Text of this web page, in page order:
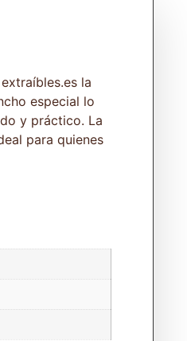
la
especial lo
y práctico. La
para quienes